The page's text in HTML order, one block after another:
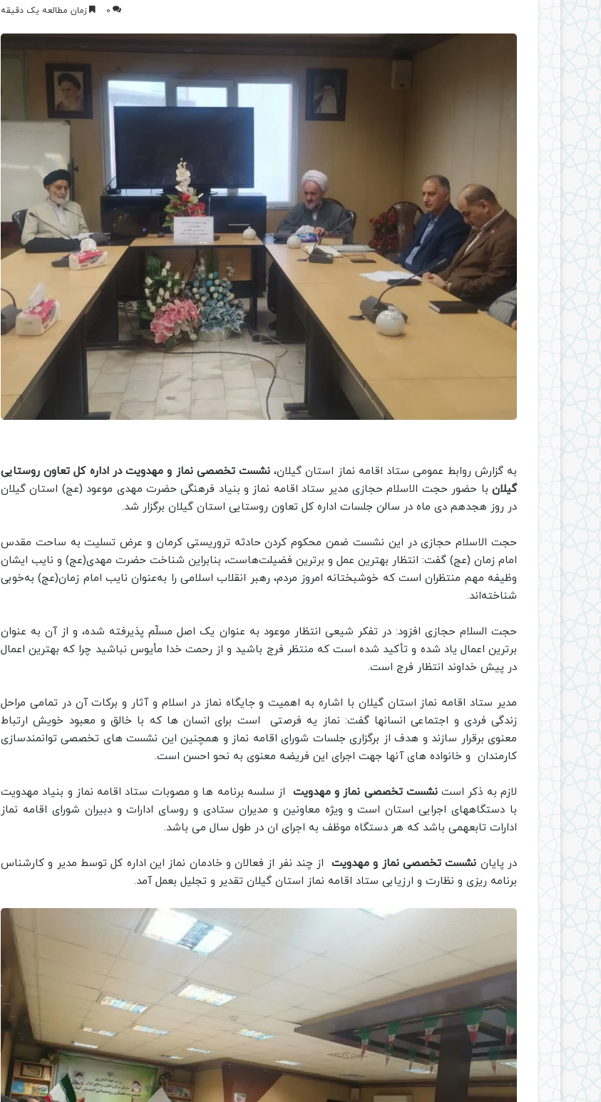
0 زمان مطالعه یک دقیقه
به گزارش روابط عمومی ستاد اقامه نماز استان گیلان، نشست تخصصی نماز و مهدویت در اداره کل تعاون روستایی
گیلان با حضور حجت الاسلام حجازی مدیر ستاد اقامه نماز و بنیاد فرهنگی حضرت مهدی موعود (عج) استان گیلان
در روز هجدهم دی ماه در سالن جلسات اداره کل تعاون روستایی استان گیلان برگزار شد.
حجت الاسلام حجازی در این نشست ضمن محکوم کردن حادثه تروریستی کرمان و عرض تسلیت به ساحت مقدس
امام زمان (عج) گفت: انتظار بهترین عمل و برترین فضیلت‌هاست، بنابراین شناخت حضرت مهدی(عج) و نایب ایشان
وظیفه مهم منتظران است که خوشبختانه امروز مردم، رهبر انقلاب اسلامی را به‌عنوان نایب امام زمان(عج) به‌خوبی
شناخته‌اند.
حجت السلام حجازی افزود: در تفکر شیعى انتظار موعود به عنوان یک اصل مسلّم پذیرفته شده، و از آن به عنوان
برترین اعمال یاد شده و تأکید شده است که منتظر فرج باشید و از رحمت خدا مأیوس نباشید چرا که بهترین اعمال
در پیش خداوند انتظار فرج است.
مدیر ستاد اقامه نماز استان گیلان با اشاره به اهمیت و جایگاه نماز در اسلام و آثار و برکات آن در تمامی مراحل
زندگی فردی و اجتماعی انسانها گفت: نماز یه فرصتی است برای انسان ها که با خالق و معبود خویش ارتباط
معنوی برقرار سازند و هدف از برگزاری جلسات شورای اقامه نماز و همچنین این نشست های تخصصی توانمندسازی
کارمندان و خانواده های آنها جهت اجرای این فریضه معنوی به نحو احسن است.
لازم به ذکر استنشست تخصصی نماز و مهدویت از سلسه برنامه ها و مصوبات ستاد اقامه نماز و بنیاد مهدویت
با دستگاههای اجرایی استان است و ویژه معاونین و مدیران ستادی و روسای ادارات و دبیران شورای اقامه نماز
ادارات تابعهمی باشد که هر دستگاه موظف به اجرای ان در طول سال می باشد.
در پایان نشست تخصصی نماز و مهدویتاز چند نفر از فعالان و خادمان نماز این اداره کل توسط مدیر و کارشناس
برنامه ریزی و نظارت و ارزیابی ستاد اقامه نماز استان گیلان تقدیر و تجلیل بعمل آمد.